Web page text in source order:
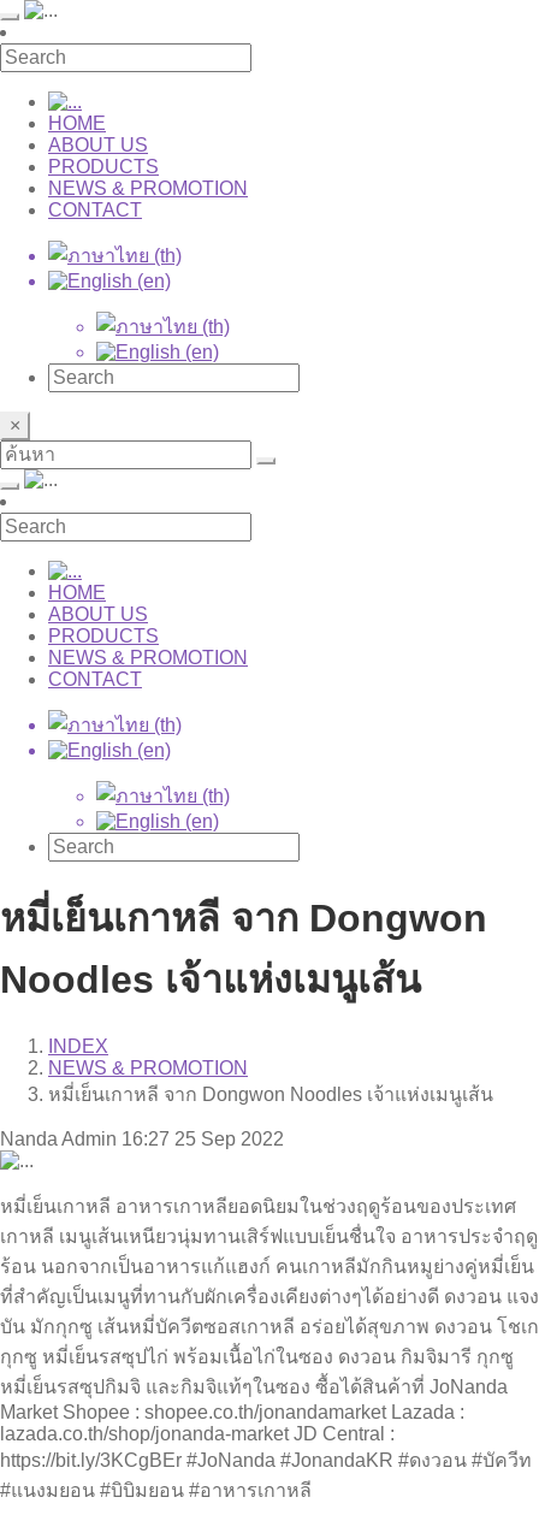
HOME
ABOUT US
PRODUCTS
NEWS & PROMOTION
CONTACT
×
HOME
ABOUT US
PRODUCTS
NEWS & PROMOTION
CONTACT
หมี่เย็นเกาหลี จาก Dongwon
Noodles เจ้าแห่งเมนูเส้น
INDEX
NEWS & PROMOTION
หมี่เย็นเกาหลี จาก Dongwon Noodles เจ้าแห่งเมนูเส้น
Nanda Admin 16:27 25 Sep 2022
หมี่เย็นเกาหลี อาหารเกาหลียอดนิยมในช่วงฤดูร้อนของประเทศ
เกาหลี เมนูเส้นเหนียวนุ่มทานเสิร์ฟแบบเย็นชื่นใจ อาหารประจำฤดู
ร้อน นอกจากเป็นอาหารแก้แฮงก์ คนเกาหลีมักกินหมูย่างคู่หมี่เย็น
ที่สำคัญเป็นเมนูที่ทานกับผักเครื่องเคียงต่างๆได้อย่างดี ดงวอน แจง
บัน มักกุกซู เส้นหมี่บัควีตซอสเกาหลี อร่อยได้สุขภาพ ดงวอน โชเก
กุกซู หมี่เย็นรสซุปไก่ พร้อมเนื้อไก่ในซอง ดงวอน กิมจิมารี กุกซู
หมี่เย็นรสซุปกิมจิ และกิมจิแท้ๆในซอง ซื้อได้สินค้าที่ JoNanda
Market Shopee : shopee.co.th/jonandamarket Lazada :
lazada.co.th/shop/jonanda-market JD Central :
https://bit.ly/3KCgBEr #JoNanda #JonandaKR #ดงวอน #บัควีท
#แนงมยอน #บิบิมยอน #อาหารเกาหลี